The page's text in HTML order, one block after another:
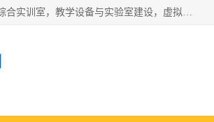
京创智业产品涵盖了多个领域，主要产品包括：工业4.0生产线解决方案，智慧物流综合实训室，教学设备与实验室建设，虚拟仿真实验室等。公司将秉持“创新、执着、诚信、共赢”的理念，以“将服务当作使命”为核心价值观，致力于为客户创造价值，与客户、合作伙伴和员工共同成长。